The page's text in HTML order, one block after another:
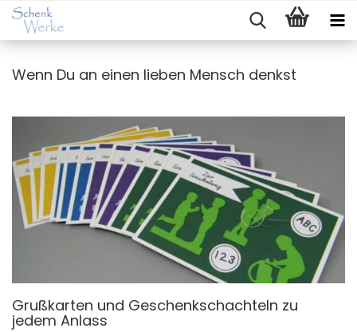
Wenn Du an einen lieben Mensch denkst
Grußkarten und Geschenkschachteln zu
jedem Anlass